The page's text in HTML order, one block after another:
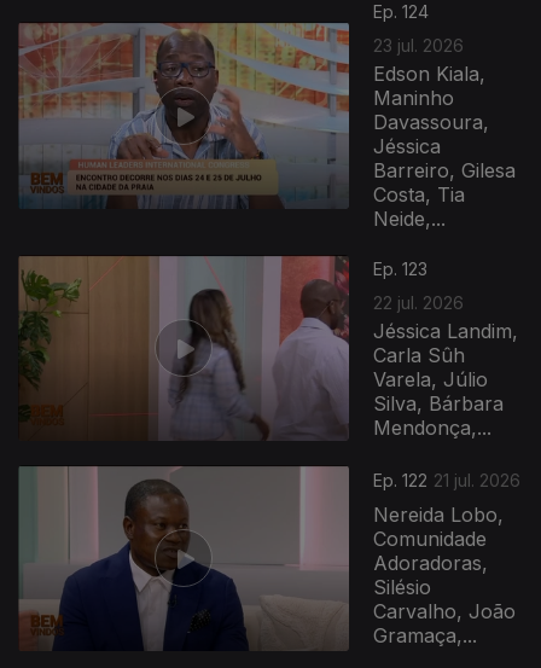
Ep. 124
23 jul. 2026
Edson Kiala,
Maninho
Davassoura,
Jéssica
Barreiro, Gilesa
Costa, Tia
Neide,...
Ep. 123
22 jul. 2026
Jéssica Landim,
Carla Sûh
Varela, Júlio
Silva, Bárbara
Mendonça,...
Ep. 122 21 jul. 2026
Nereida Lobo,
Comunidade
Adoradoras,
Silésio
Carvalho, João
Gramaça,...